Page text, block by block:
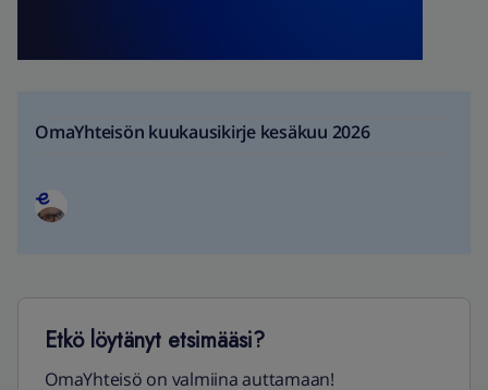
OmaYhteisön kuukausikirje kesäkuu 2026
Etkö löytänyt etsimääsi?
OmaYhteisö on valmiina auttamaan!